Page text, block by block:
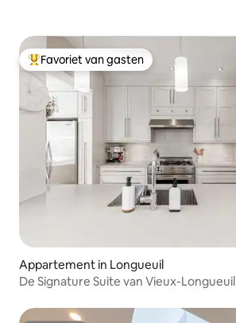
Topfavoriet van gasten
Favoriet van gasten
Appartement in Longueuil
De Signature Suite van Vieux-Longueuil